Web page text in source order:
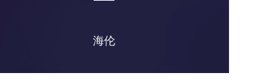
海伦